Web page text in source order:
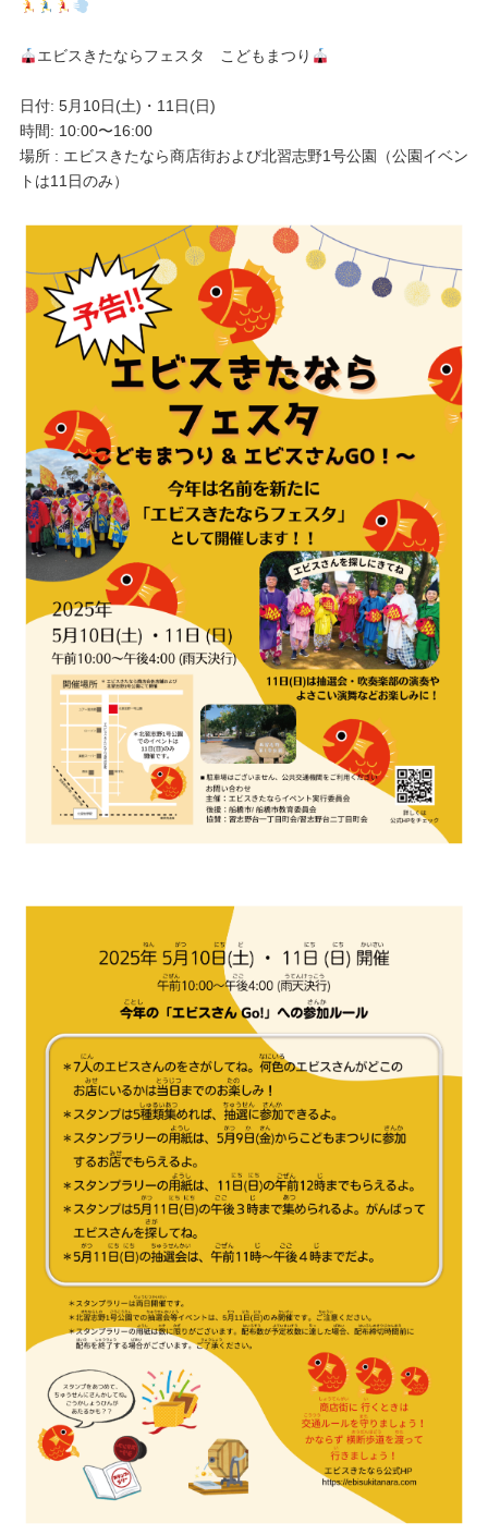
エビスきたならフェスタ こどもまつり
日付: 5月10日(土)・11日(日)
時間: 10:00〜16:00
場所 : エビスきたなら商店街および北習志野1号公園（公園イベン
トは11日のみ）